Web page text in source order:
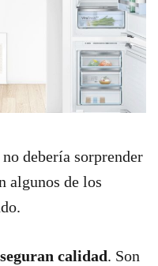
debería sorprender
algunos de los
calidad. Son